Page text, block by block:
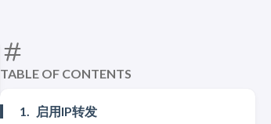
TABLE OF CONTENTS
启用IP转发